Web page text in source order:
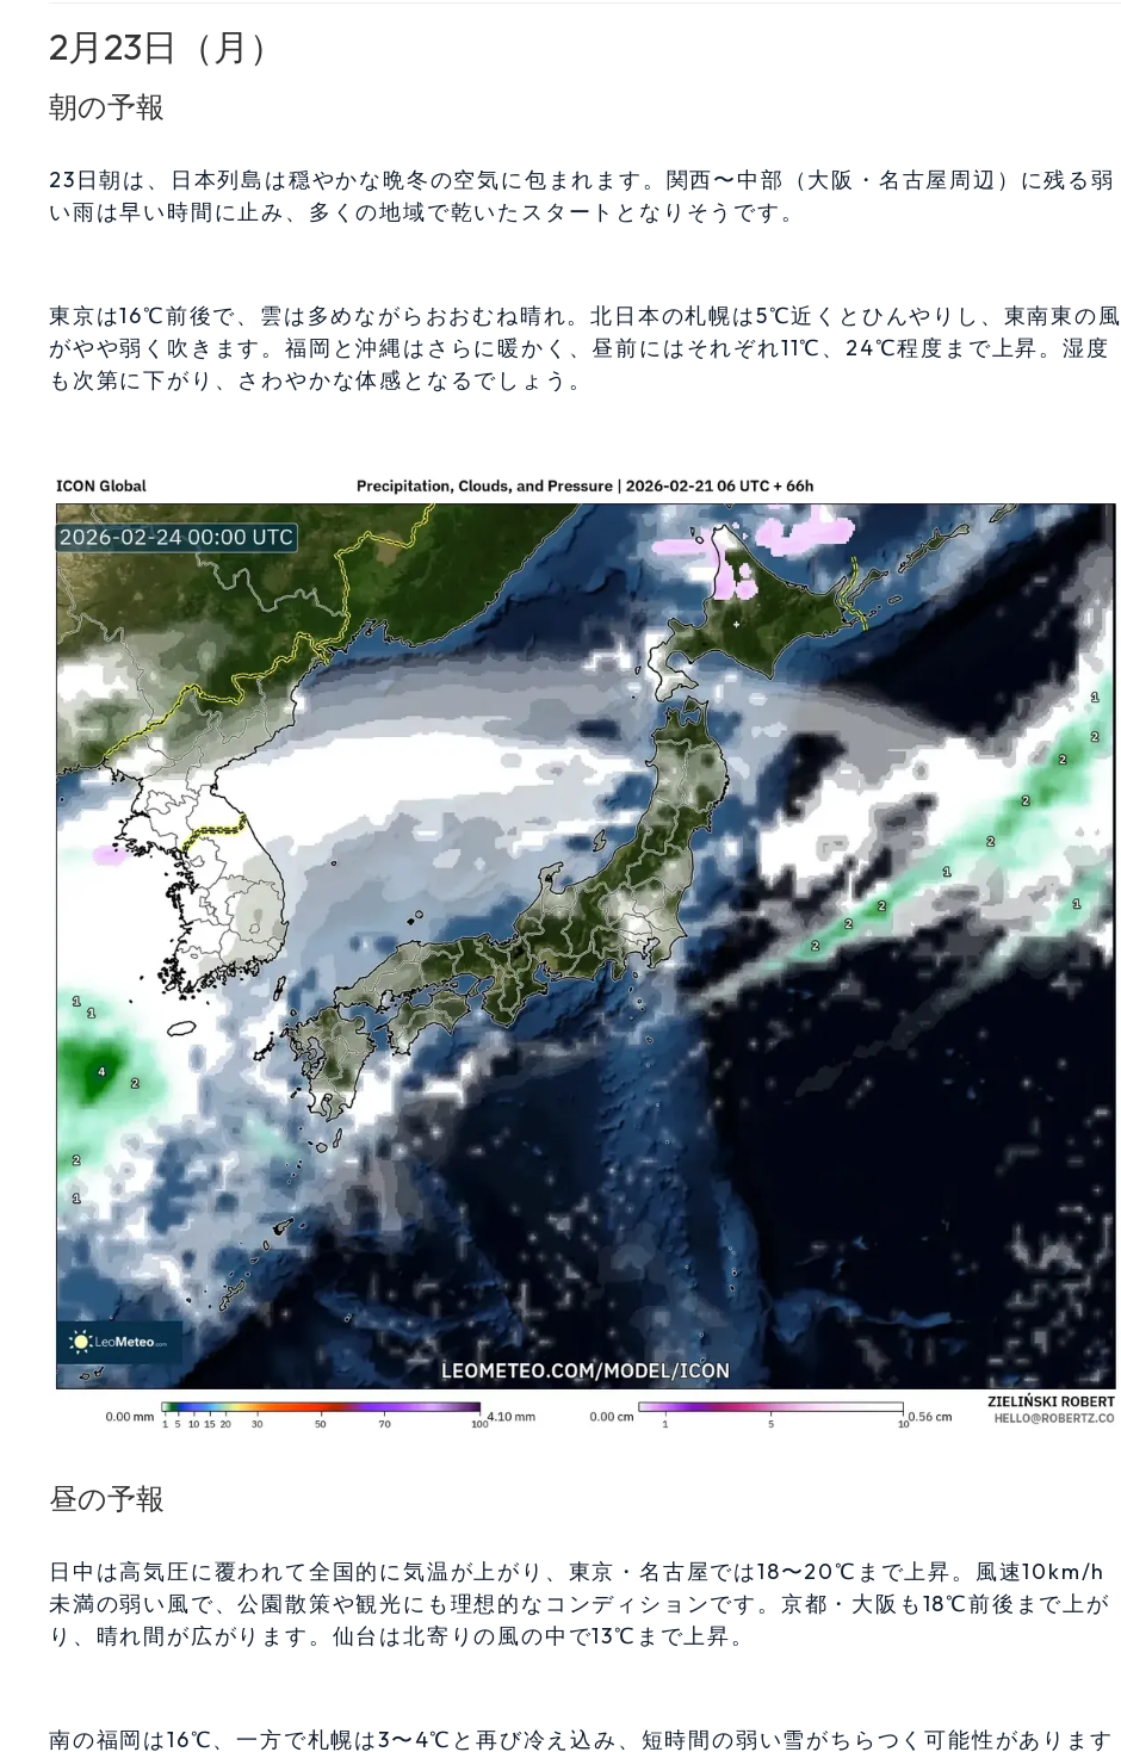
2月23日（月）
朝の予報
23日朝は、日本列島は穏やかな晩冬の空気に包まれます。関西〜中部（大阪・名古屋周辺）に残る弱
い雨は早い時間に止み、多くの地域で乾いたスタートとなりそうです。
東京は16℃前後で、雲は多めながらおおむね晴れ。北日本の札幌は5℃近くとひんやりし、東南東の風
がやや弱く吹きます。福岡と沖縄はさらに暖かく、昼前にはそれぞれ11℃、24℃程度まで上昇。湿度
も次第に下がり、さわやかな体感となるでしょう。
昼の予報
日中は高気圧に覆われて全国的に気温が上がり、東京・名古屋では18〜20℃まで上昇。風速10km/h
未満の弱い風で、公園散策や観光にも理想的なコンディションです。京都・大阪も18℃前後まで上が
り、晴れ間が広がります。仙台は北寄りの風の中で13℃まで上昇。
南の福岡は16℃、一方で札幌は3〜4℃と再び冷え込み、短時間の弱い雪がちらつく可能性があります